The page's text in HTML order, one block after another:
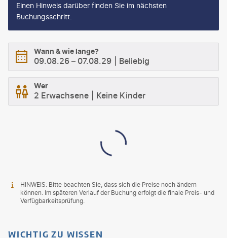
Einen Hinweis darüber finden Sie im nächsten
Buchungsschritt.
Wann & wie lange?
09.08.26 – 07.08.29 Beliebig
Wer
2 Erwachsene Keine Kinder
HINWEIS: Bitte beachten Sie, dass sich die Preise noch ändern
können. Im späteren Verlauf der Buchung erfolgt die finale Preis- und
Verfügbarkeitsprüfung.
WICHTIG ZU WISSEN